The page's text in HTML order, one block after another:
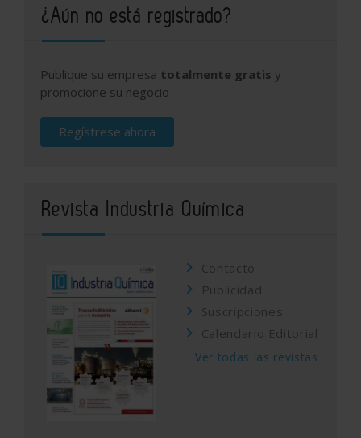
¿Aún no está registrado?
Publique su empresa totalmente gratis y
promocione su negocio
Regístrese ahora
Revista Industria Química
Contacto
Publicidad
Suscripciones
Calendario Editorial
Ver todas las revistas